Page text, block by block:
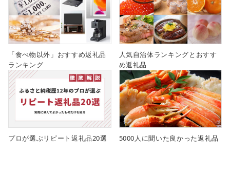
「食べ物以外」おすすめ返礼品
ランキング
人気自治体ランキングとおすす
め返礼品
プロが選ぶリピート返礼品20選 5000人に聞いた良かった返礼品